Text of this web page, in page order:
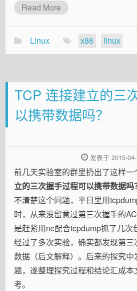
Read More
Linux x86 linux
TCP 连接建立的三
以携带数据吗？
发表于 2015-
前几天实验室的群里扔出了这样一
立的三次握手过程可以携带数据吗
不清楚这个问题，平日里用
时，从来没留意过第三次握手的
是赶紧用nc配合tcpdump抓了几次
经过了多次实验，确实都发现第
数据（后文解释）。后来的探究
题，遂整理探究过程和结论汇成
考。